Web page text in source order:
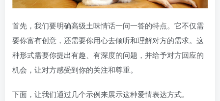
首先，我们要明确高级土味情话一问一答的特点。它不仅需
要你富有创意，还需要你用心去倾听和理解对方的需求。这
种形式需要你提出有趣、有深度的问题，并给予对方回应的
机会，让对方感受到你的关注和尊重。
下面，让我们通过几个示例来展示这种爱情表达方式。